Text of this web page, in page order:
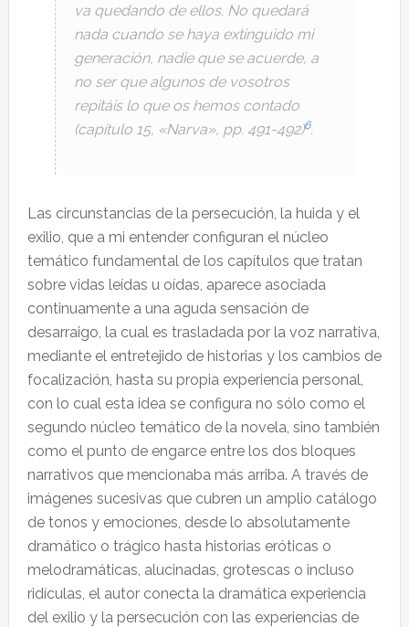
va quedando de ellos. No quedará
nada cuando se haya extinguido mi
generación, nadie que se acuerde, a
no ser que algunos de vosotros
repitáis lo que os hemos contado
(capítulo 15, «Narva», pp. 491-492)6.
Las circunstancias de la persecución, la huida y el
exilio, que a mi entender configuran el núcleo
temático fundamental de los capítulos que tratan
sobre vidas leídas u oídas, aparece asociada
continuamente a una aguda sensación de
desarraigo, la cual es trasladada por la voz narrativa,
mediante el entretejido de historias y los cambios de
focalización, hasta su propia experiencia personal,
con lo cual esta idea se configura no sólo como el
segundo núcleo temático de la novela, sino también
como el punto de engarce entre los dos bloques
narrativos que mencionaba más arriba. A través de
imágenes sucesivas que cubren un amplio catálogo
de tonos y emociones, desde lo absolutamente
dramático o trágico hasta historias eróticas o
melodramáticas, alucinadas, grotescas o incluso
ridículas, el autor conecta la dramática experiencia
del exilio y la persecución con las experiencias de